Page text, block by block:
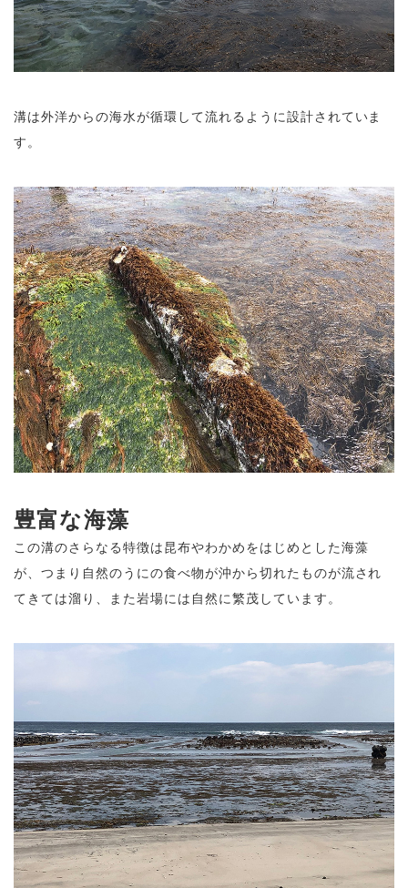
溝は外洋からの海水が循環して流れるように設計されていま
す。
豊富な海藻
この溝のさらなる特徴は昆布やわかめをはじめとした海藻
が、つまり自然のうにの食べ物が沖から切れたものが流され
てきては溜り、また岩場には自然に繁茂しています。